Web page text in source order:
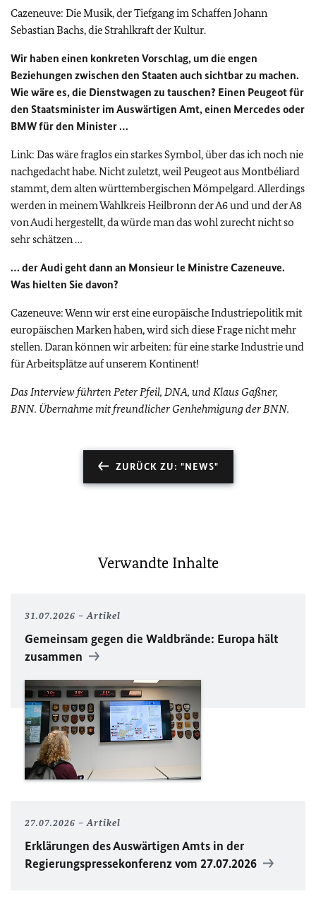
Cazeneuve: Die Musik, der Tiefgang im Schaffen Johann
Sebastian Bachs, die Strahlkraft der Kultur.
Wir haben einen konkreten Vorschlag, um die engen
Beziehungen zwischen den Staaten auch sichtbar zu machen.
Wie wäre es, die Dienstwagen zu tauschen? Einen Peugeot für
den Staatsminister im Auswärtigen Amt, einen Mercedes oder
BMW für den Minister …
Link: Das wäre fraglos ein starkes Symbol, über das ich noch nie
nachgedacht habe. Nicht zuletzt, weil Peugeot aus Montbéliard
stammt, dem alten württembergischen Mömpelgard. Allerdings
werden in meinem Wahlkreis Heilbronn der A6 und und der A8
von Audi hergestellt, da würde man das wohl zurecht nicht so
sehr schätzen …
… der Audi geht dann an Monsieur le Ministre Cazeneuve.
Was hielten Sie davon?
Cazeneuve: Wenn wir erst eine europäische Industriepolitik mit
europäischen Marken haben, wird sich diese Frage nicht mehr
stellen. Daran können wir arbeiten: für eine starke Industrie und
für Arbeitsplätze auf unserem Kontinent!
Das Interview führten Peter Pfeil, DNA, und Klaus Gaßner,
BNN. Übernahme mit freundlicher Genhehmigung der BNN.
ZURÜCK ZU: "NEWS"
Verwandte Inhalte
31.07.2026 Artikel
Gemeinsam gegen die Waldbrände: Europa hält
zusammen
27.07.2026 Artikel
Erklärungen des Auswärtigen Amts in der
Regierungspressekonferenz vom 27.07.2026